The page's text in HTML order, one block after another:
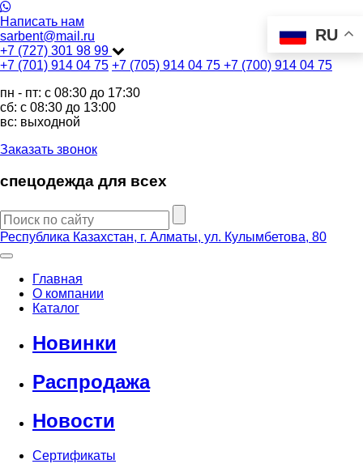
Написать нам
sarbent@mail.ru
+7 (727) 301 98 99
+7 (701) 914 04 75 +7 (705) 914 04 75 +7 (700) 914 04 75
пн - пт: c 08:30 до 17:30
сб: c 08:30 до 13:00
вс: выходной
Заказать звонок
спецодежда для всех
Республика Казахстан, г. Алматы, ул. Кулымбетова, 80
Главная
О компании
Каталог
Новинки
Распродажа
Новости
Сертификаты
RU